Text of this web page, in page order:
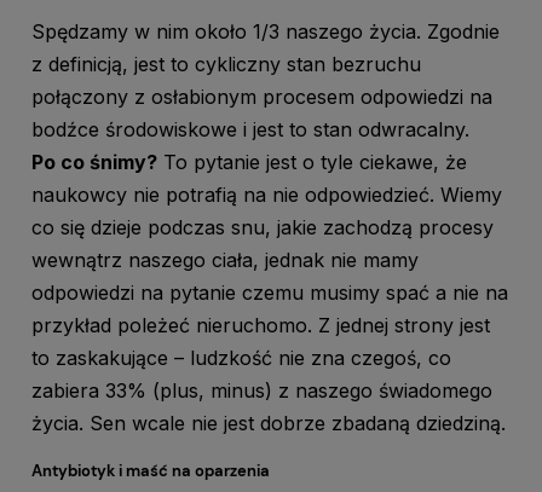
Spędzamy w nim około 1/3 naszego życia. Zgodnie
z definicją, jest to cykliczny stan bezruchu
połączony z osłabionym procesem odpowiedzi na
bodźce środowiskowe i jest to stan odwracalny.
Po co śnimy? To pytanie jest o tyle ciekawe, że
naukowcy nie potrafią na nie odpowiedzieć. Wiemy
co się dzieje podczas snu, jakie zachodzą procesy
wewnątrz naszego ciała, jednak nie mamy
odpowiedzi na pytanie czemu musimy spać a nie na
przykład poleżeć nieruchomo. Z jednej strony jest
to zaskakujące – ludzkość nie zna czegoś, co
zabiera 33% (plus, minus) z naszego świadomego
życia. Sen wcale nie jest dobrze zbadaną dziedziną.
Antybiotyk i maść na oparzenia